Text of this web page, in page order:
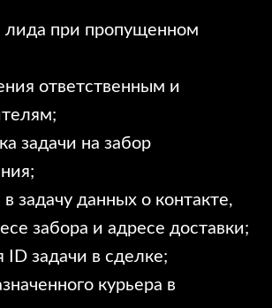
лида при пропущенном
ответственным и
задачи на забор
в задачу данных о контакте,
забора и адресе доставки;
ID задачи в сделке;
курьера в